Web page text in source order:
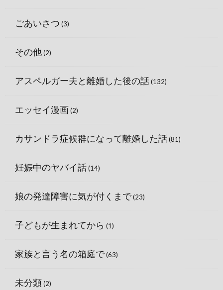
ごあいさつ (3)
その他(2)
アスペルガー夫と離婚した後の話(132)
エッセイ漫画(2)
カサンドラ症候群になって離婚した話(81)
妊娠中のヤバイ話(14)
娘の発達障害に気が付くまで(23)
子どもが生まれてから (1)
家族と言う名の箱庭で(63)
未分類(2)